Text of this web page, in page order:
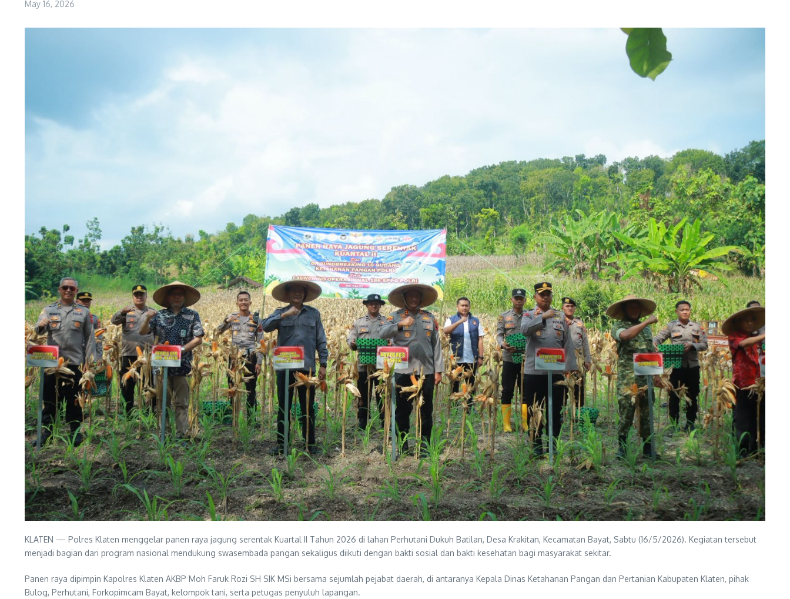
May 16, 2026
KLATEN — Polres Klaten menggelar panen raya jagung serentak Kuartal II Tahun 2026 di lahan Perhutani Dukuh Batilan, Desa Krakitan, Kecamatan Bayat, Sabtu (16/5/2026). Kegiatan tersebut
menjadi bagian dari program nasional mendukung swasembada pangan sekaligus diikuti dengan bakti sosial dan bakti kesehatan bagi masyarakat sekitar.
Panen raya dipimpin Kapolres Klaten AKBP Moh Faruk Rozi SH SIK MSi bersama sejumlah pejabat daerah, di antaranya Kepala Dinas Ketahanan Pangan dan Pertanian Kabupaten Klaten, pihak
Bulog, Perhutani, Forkopimcam Bayat, kelompok tani, serta petugas penyuluh lapangan.